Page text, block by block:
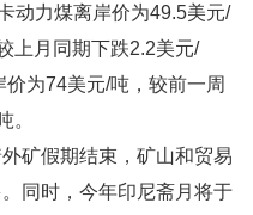
动力煤离岸价为49.5美元/
上月同期下跌2.2美元/
为74美元/吨，较前一周
。
矿假期结束，矿山和贸易
同时，今年印尼斋月将于